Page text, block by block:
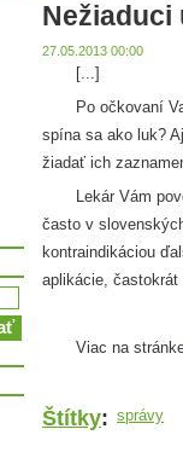
Nežiaduci
27.05.2013 00:00
[...]
Po očkovaní
spína sa ako luk?
žiadať ich
Lekár Vám
často v
kontraindikáciou
aplikácie,
Viac na
Štítky: správy